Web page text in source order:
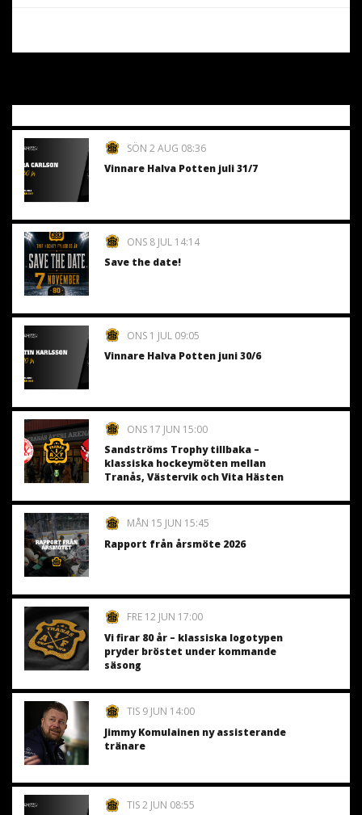
SÖN 2 AUG 08:36
Vinnare Halva Potten juli 31/7
ONS 8 JUL 14:14
Save the date!
ONS 1 JUL 09:05
Vinnare Halva Potten juni 30/6
ONS 17 JUN 15:00
Sandströms Trophy tillbaka –
klassiska hockeymöten mellan
Tranås, Västervik och Vita Hästen
MÅN 15 JUN 15:45
Rapport från årsmöte 2026
FRE 12 JUN 17:00
Vi firar 80 år – klassiska logotypen
pryder bröstet under kommande
säsong
TIS 9 JUN 14:00
Jimmy Komulainen ny assisterande
tränare
TIS 2 JUN 08:55